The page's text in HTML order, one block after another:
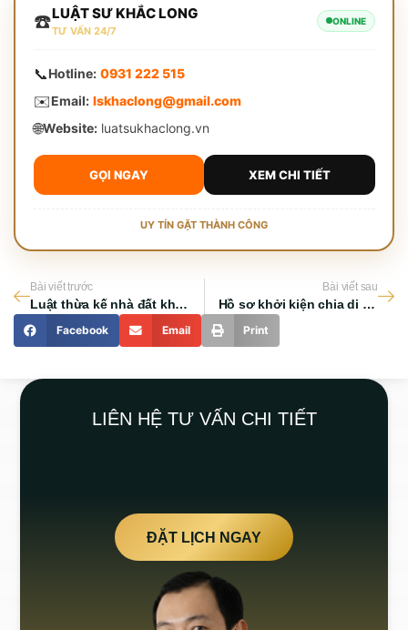
☎️LUẬT SƯ KHẮC LONG
TƯ VẤN 24/7
ONLINE
📞Hotline: 0931 222 515
✉️Email: lskhaclong@gmail.com
🌐Website:luatsukhaclong.vn
GỌI NGAY XEM CHI TIẾT
UY TÍN GẶT THÀNH CÔNG
Bài viết trước
Luật thừa kế nhà đất không có di chúc
Bài viết sau
Hồ sơ khởi kiện chia di sản thừa kế
Facebook Email Print
LIÊN HỆ TƯ VẤN CHI TIẾT
ĐẶT LỊCH NGAY